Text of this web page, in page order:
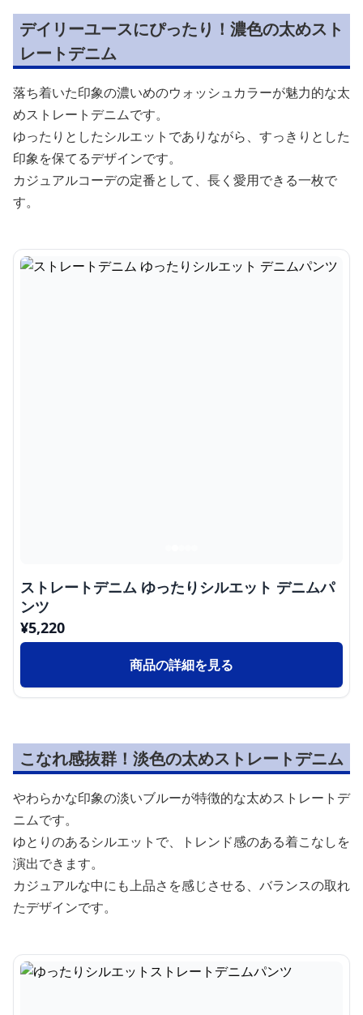
デイリーユースにぴったり！濃色の太めスト
レートデニム
落ち着いた印象の濃いめのウォッシュカラーが魅力的な太
めストレートデニムです。
ゆったりとしたシルエットでありながら、すっきりとした
印象を保てるデザインです。
カジュアルコーデの定番として、長く愛用できる一枚で
す。
ストレートデニム ゆったりシルエット デニムパ
ンツ
¥5,220
商品の詳細を見る
こなれ感抜群！淡色の太めストレートデニム
やわらかな印象の淡いブルーが特徴的な太めストレートデ
ニムです。
ゆとりのあるシルエットで、トレンド感のある着こなしを
演出できます。
カジュアルな中にも上品さを感じさせる、バランスの取れ
たデザインです。